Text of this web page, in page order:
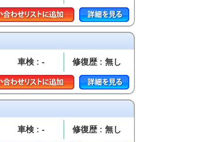
車検 : - 修復歴 : 無し
車検 : - 修復歴 : 無し